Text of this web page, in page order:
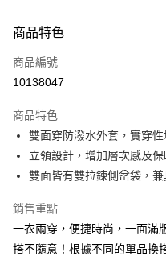
信用卡一次付款
超商取貨付款
Apple Pay
街口支付
大哥付你分期
相關說明
商品特色
商品編號
10138047
商品特色
雙面穿防潑水外套，實穿性
立領設計，增加層次感及保
雙面皆有雙拉鍊側岔袋，兼
銷售重點
一衣兩穿，便捷時尚，一面滿
搭不隨意！根據不同的單品換